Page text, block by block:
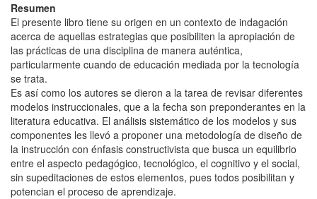
Resumen
El presente libro tiene su origen en un contexto de indagación
acerca de aquellas estrategias que posibiliten la apropiación de
las prácticas de una disciplina de manera auténtica,
particularmente cuando de educación mediada por la tecnología
se trata.
Es así como los autores se dieron a la tarea de revisar diferentes
modelos instruccionales, que a la fecha son preponderantes en la
literatura educativa. El análisis sistemático de los modelos y sus
componentes les llevó a proponer una metodología de diseño de
la instrucción con énfasis constructivista que busca un equilibrio
entre el aspecto pedagógico, tecnológico, el cognitivo y el social,
sin supeditaciones de estos elementos, pues todos posibilitan y
potencian el proceso de aprendizaje.